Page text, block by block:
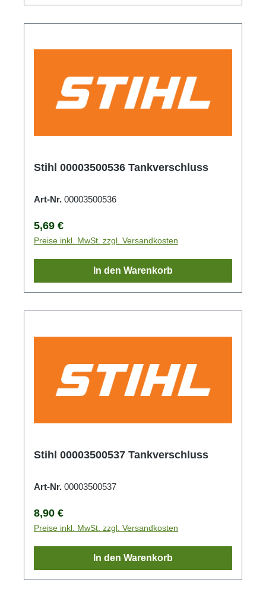
Stihl 00003500536 Tankverschluss
Art-Nr. 00003500536
Regulärer Preis:
5,69 €
Preise inkl. MwSt. zzgl. Versandkosten
In den Warenkorb
Stihl 00003500537 Tankverschluss
Art-Nr. 00003500537
Regulärer Preis:
8,90 €
Preise inkl. MwSt. zzgl. Versandkosten
In den Warenkorb